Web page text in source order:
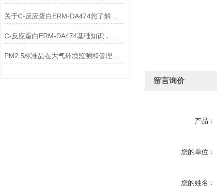
关于C-反应蛋白ERM-DA474您了解多少？
留言询价
产品：
您的单位：
您的姓名：